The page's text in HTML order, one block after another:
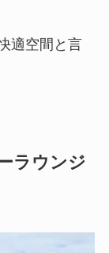
適空間と言
ラウンジ